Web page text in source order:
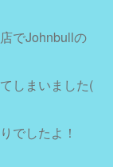
でJohnbullの
しまいました(
でしたよ！